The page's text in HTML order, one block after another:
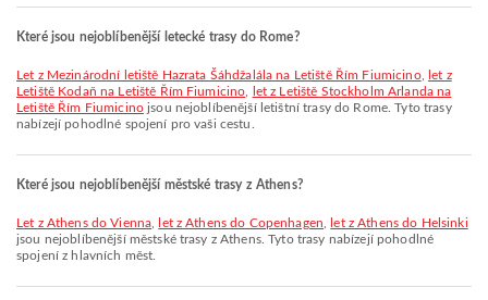
Které jsou nejoblíbenější letecké trasy do Rome?
let z Mezinárodní letiště Hazrata Šáhdžalála na Letiště Řím Fiumicino,
let z
Letiště Kodaň na Letiště Řím Fiumicino
let z Letiště Stockholm Arlanda na
Letiště Řím Fiumicinojsou nejoblíbenější letištní trasy do Rome. Tyto trasy
nabízejí pohodlné spojení pro vaši cestu.
Které jsou nejoblíbenější městské trasy z Athens?
let z Athens do Vienna let z Athens do Copenhagen
let z Athens do Helsinki
jsou nejoblíbenější městské trasy z Athens. Tyto trasy nabízejí pohodlné
spojení z hlavních měst.